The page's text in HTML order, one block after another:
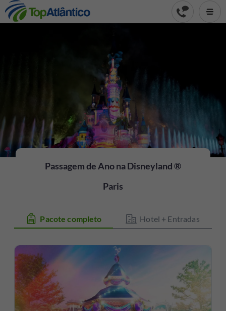
Passagem de Ano na Disneyland ®
Paris
Aproveite esta oportunidade e entre no novo ano da
forma mais mágica!
Pacote completo Hotel + Entradas